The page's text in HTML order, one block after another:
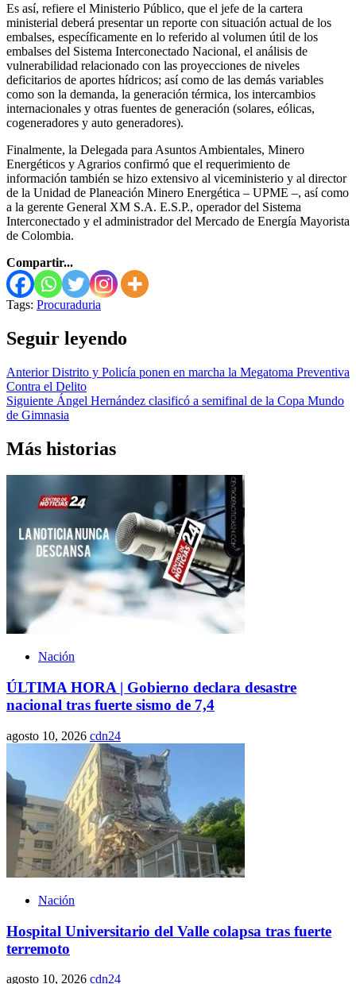
Es así, refiere el Ministerio Público, que el jefe de la cartera
ministerial deberá presentar un reporte con situación actual de los
embalses, específicamente en lo referido al volumen útil de los
embalses del Sistema Interconectado Nacional, el análisis de
vulnerabilidad relacionado con las proyecciones de niveles
deficitarios de aportes hídricos; así como de las demás variables
como son la demanda, la generación térmica, los intercambios
internacionales y otras fuentes de generación (solares, eólicas,
cogeneradores y auto generadores).
Finalmente, la Delegada para Asuntos Ambientales, Minero
Energéticos y Agrarios confirmó que el requerimiento de
información también se hizo extensivo al viceministerio y al director
de la Unidad de Planeación Minero Energética – UPME –, así como
a la gerente General XM S.A. E.S.P., operador del Sistema
Interconectado y el administrador del Mercado de Energía Mayorista
de Colombia.
Compartir...
Tags: Procuraduria
Seguir leyendo
AnteriorDistrito y Policía ponen en marcha la Megatoma Preventiva
Contra el Delito
Siguiente Ángel Hernández clasificó a semifinal de la Copa Mundo
de Gimnasia
Más historias
Nación
ÚLTIMA HORA | Gobierno declara desastre
nacional tras fuerte sismo de 7,4
agosto 10, 2026 cdn24
Nación
Hospital Universitario del Valle colapsa tras fuerte
terremoto
agosto 10, 2026 cdn24